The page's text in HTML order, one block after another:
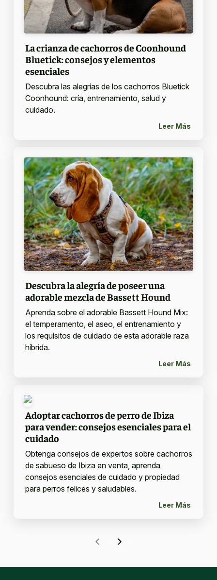
La crianza de cachorros de Coonhound
Bluetick: consejos y elementos
esenciales
Descubra las alegrías de los cachorros Bluetick
Coonhound: cría, entrenamiento, salud y
cuidado.
Leer Más
Descubra la alegría de poseer una
adorable mezcla de Bassett Hound
Aprenda sobre el adorable Bassett Hound Mix:
el temperamento, el aseo, el entrenamiento y
los requisitos de cuidado de esta adorable raza
híbrida.
Leer Más
Adoptar cachorros de perro de Ibiza
para vender: consejos esenciales para el
cuidado
Obtenga consejos de expertos sobre cachorros
de sabueso de Ibiza en venta, aprenda
consejos esenciales de cuidado y propiedad
para perros felices y saludables.
Leer Más